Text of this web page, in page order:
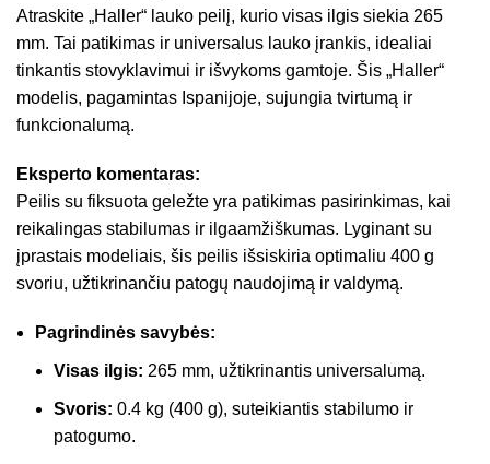
Atraskite „Haller“ lauko peilį, kurio visas ilgis siekia 265
mm. Tai patikimas ir universalus lauko įrankis, idealiai
tinkantis stovyklavimui ir išvykoms gamtoje. Šis „Haller“
modelis, pagamintas Ispanijoje, sujungia tvirtumą ir
funkcionalumą.
Eksperto komentaras:
Peilis su fiksuota geležte yra patikimas pasirinkimas, kai
reikalingas stabilumas ir ilgaamžiškumas. Lyginant su
įprastais modeliais, šis peilis išsiskiria optimaliu 400 g
svoriu, užtikrinančiu patogų naudojimą ir valdymą.
Pagrindinės savybės:
Visas ilgis: 265 mm, užtikrinantis universalumą.
Svoris: 0.4 kg (400 g), suteikiantis stabilumo ir
patogumo.